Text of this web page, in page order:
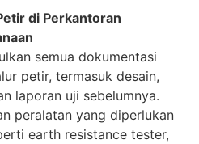
di Perkantoran
semua dokumentasi
petir, termasuk desain,
laporan uji sebelumnya.
peralatan yang diperlukan
earth resistance tester,